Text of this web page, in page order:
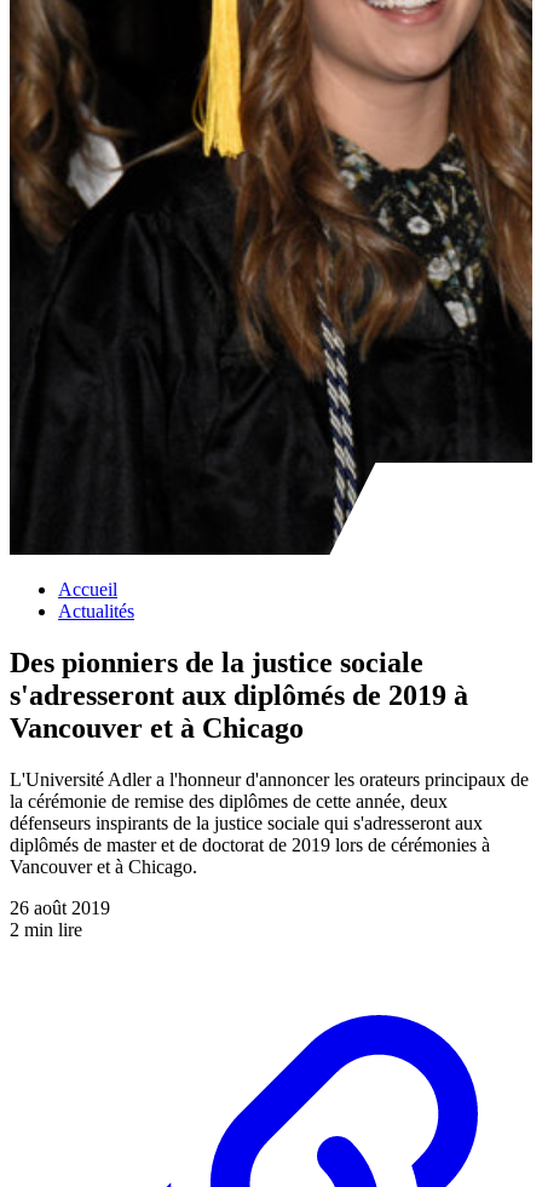
Accueil
Actualités
Des pionniers de la justice sociale
s'adresseront aux diplômés de 2019 à
Vancouver et à Chicago
L'Université Adler a l'honneur d'annoncer les orateurs principaux de
la cérémonie de remise des diplômes de cette année, deux
défenseurs inspirants de la justice sociale qui s'adresseront aux
diplômés de master et de doctorat de 2019 lors de cérémonies à
Vancouver et à Chicago.
26 août 2019
2 min lire